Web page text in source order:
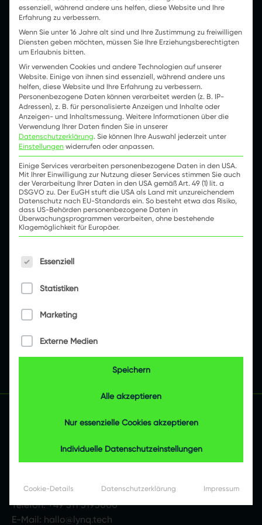
Partner Technology Partner
LYNQTECH ist AWS Advanced
Technology Partner ￼
Vahrenwalder Straße 315
30179 Hannover
Telefon:+49 511 5193000
E-Mail: hallo@lynq.tech
essenziell, während andere uns helfen, diese Website und Ihre
Erfahrung zu verbessern.
Wenn Sie unter 16 Jahre alt sind und Ihre Zustimmung zu freiwilligen
Diensten geben möchten, müssen Sie Ihre Erziehungsberechtigten
um Erlaubnis bitten.
Wir verwenden Cookies und andere Technologien auf unserer
Website. Einige von ihnen sind essenziell, während andere uns
helfen, diese Website und Ihre Erfahrung zu verbessern.
Personenbezogene Daten können verarbeitet werden (z. B. IP-
Adressen), z. B. für personalisierte Anzeigen und Inhalte oder
Anzeigen- und Inhaltsmessung. Weitere Informationen über die
Verwendung Ihrer Daten finden Sie in unserer
Datenschutzerklärung. Sie können Ihre Auswahl jederzeit unter
Einstellungen widerrufen oder anpassen.
Einige Services verarbeiten personenbezogene Daten in den USA.
Mit Ihrer Einwilligung zur Nutzung dieser Services stimmen Sie auch
der Verarbeitung Ihrer Daten in den USA gemäß Art. 49 (1) lit. a
DSGVO zu. Der EuGH stuft die USA als Land mit unzureichendem
Datenschutz nach EU-Standards ein. So besteht etwa das Risiko,
dass US-Behörden personenbezogene Daten in
Überwachungsprogrammen verarbeiten, ohne bestehende
Klagemöglichkeit für Europäer.
Essenziell
Statistiken
Marketing
Externe Medien
Speichern
Alle akzeptieren
Nur essenzielle Cookies akzeptieren
Individuelle Datenschutzeinstellungen
Cookie-Details Datenschutzerklärung Impressum